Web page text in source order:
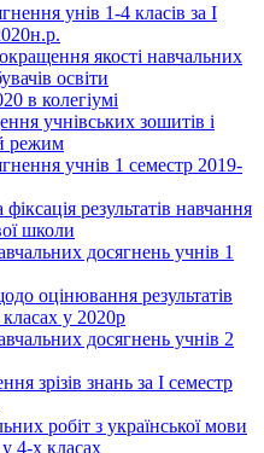
унів 1-4 класів за І
якості навчальних
освіти
в колегіумі
учнівських зошитів і
режим
учнів 1 семестр 2019-
результатів навчання
школи
досягнень учнів 1
оцінювання результатів
у 2020р
досягнень учнів 2
зрізів знань за І семестр
робіт з української мови
4-х класах